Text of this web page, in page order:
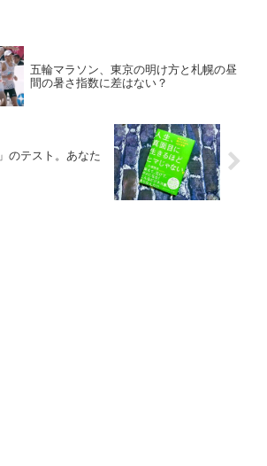
五輪マラソン、東京の明け方と札幌の昼
間の暑さ指数に差はない？
のテスト。あなた